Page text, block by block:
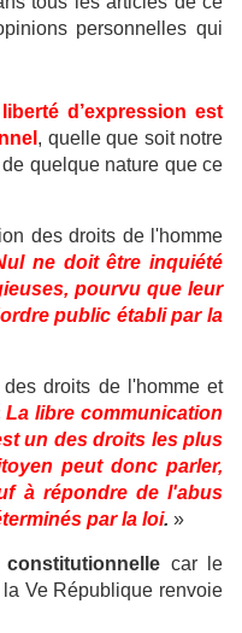
personnelles qui
liberté d’expression est
, quelle que soit notre
quelque nature que ce
des droits de l'homme
ne doit être inquiété
pourvu que leur
public établi par la
droits de l'homme et
La libre communication
un des droits les plus
peut donc parler,
à répondre de l'abus
par la loi. »
car le
Ve République renvoie